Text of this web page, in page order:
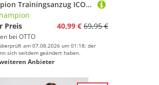
Champion Trainingsanzug ICONS Full Zip Suit (2-tlg), aus Polyester, in mehreren Größen erhältlich
Preis
40,99 € 69,95 €
bei OTTO
am 07.08.2026 um 01:18; der
sich seitdem geändert haben.
Anbieter